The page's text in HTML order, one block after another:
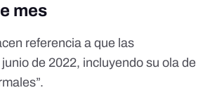
mes
referencia a que las
de 2022, incluyendo su ola de